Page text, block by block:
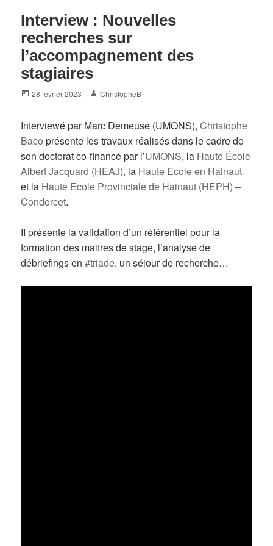
Interview : Nouvelles
recherches sur
l’accompagnement des
stagiaires
Posted
28 février 2023 Author
ChristopheB
Interviewé par Marc Demeuse (UMONS),Christophe
Baco présente les travaux réalisés dans le cadre de
son doctorat co-financé par l’UMONS, la Haute École
Albert Jacquard (HEAJ), la Haute Ecole en Hainaut
et la Haute Ecole Provinciale de Hainaut (HEPH) –
Condorcet.
II présente la validation d’un référentiel pour la
formation des maitres de stage, l’analyse de
débriefings en#triade, un séjour de recherche…